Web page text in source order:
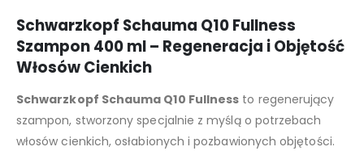
Schwarzkopf Schauma Q10 Fullness
Szampon 400 ml – Regeneracja i Objętość
Włosów Cienkich
Schwarzkopf Schauma Q10 Fullness to regenerujący
szampon, stworzony specjalnie z myślą o potrzebach
włosów cienkich, osłabionych i pozbawionych objętości.